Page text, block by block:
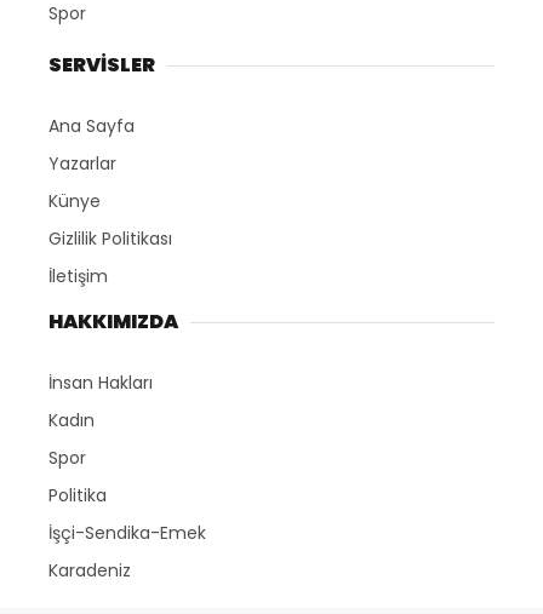
Spor
SERVİSLER
Ana Sayfa
Yazarlar
Künye
Gizlilik Politikası
İletişim
HAKKIMIZDA
İnsan Hakları
Kadın
Spor
Politika
İşçi-Sendika-Emek
Karadeniz